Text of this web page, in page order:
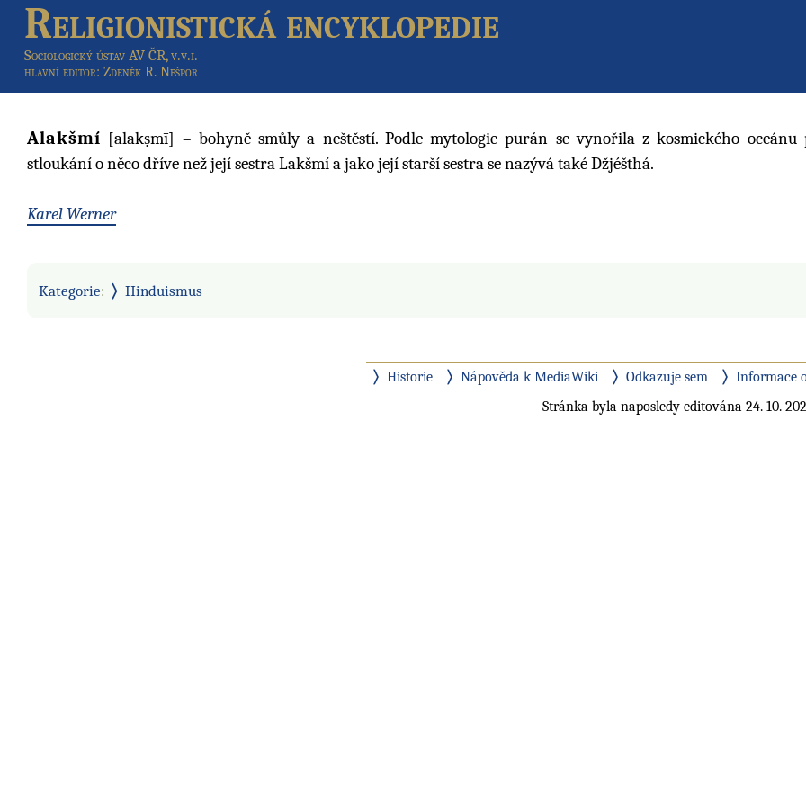
Religionistická encyklopedie
Sociologický ústav AV ČR, v.v.i.
hlavní editor: Zdeněk R. Nešpor
Alakšmí [alakṣmī] – bohyně smůly a neštěstí. Podle mytologie purán se vynořila z kosmického
stloukání o něco dříve než její sestra Lakšmí a jako její starší sestra se nazývá také Džjéšthá.
Karel Werner
Kategorie: Hinduismus
Historie Nápověda k MediaWiki Odkazuje sem
Informace
Stránka byla naposledy editována 24. 10.